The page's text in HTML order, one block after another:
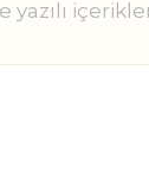
yazılı